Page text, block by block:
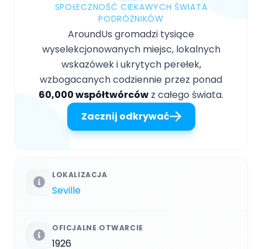
SPOŁECZNOŚĆ CIEKAWYCH ŚWIATA
PODRÓŻNIKÓW
AroundUs gromadzi tysiące
wyselekcjonowanych miejsc, lokalnych
wskazówek i ukrytych perełek,
wzbogacanych codziennie przez ponad
60,000 współtwórców z całego świata.
Zacznij odkrywać
LOKALIZACJA
Seville
OFICJALNE OTWARCIE
1926